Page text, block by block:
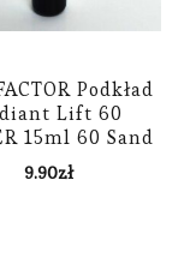
Podkład
Lift 60
15ml 60 Sand
9.90zł